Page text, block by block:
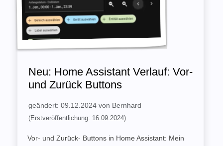
Neu: Home Assistant Verlauf: Vor-
und Zurück Buttons
geändert: 09.12.2024 von Bernhard
(Erstveröffentlichung: 16.09.2024)
Vor- und Zurück- Buttons in Home Assistant: Mein